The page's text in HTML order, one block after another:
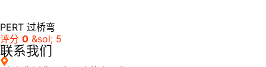
PERT 过桥弯
评分 0 &sol; 5
联系我们